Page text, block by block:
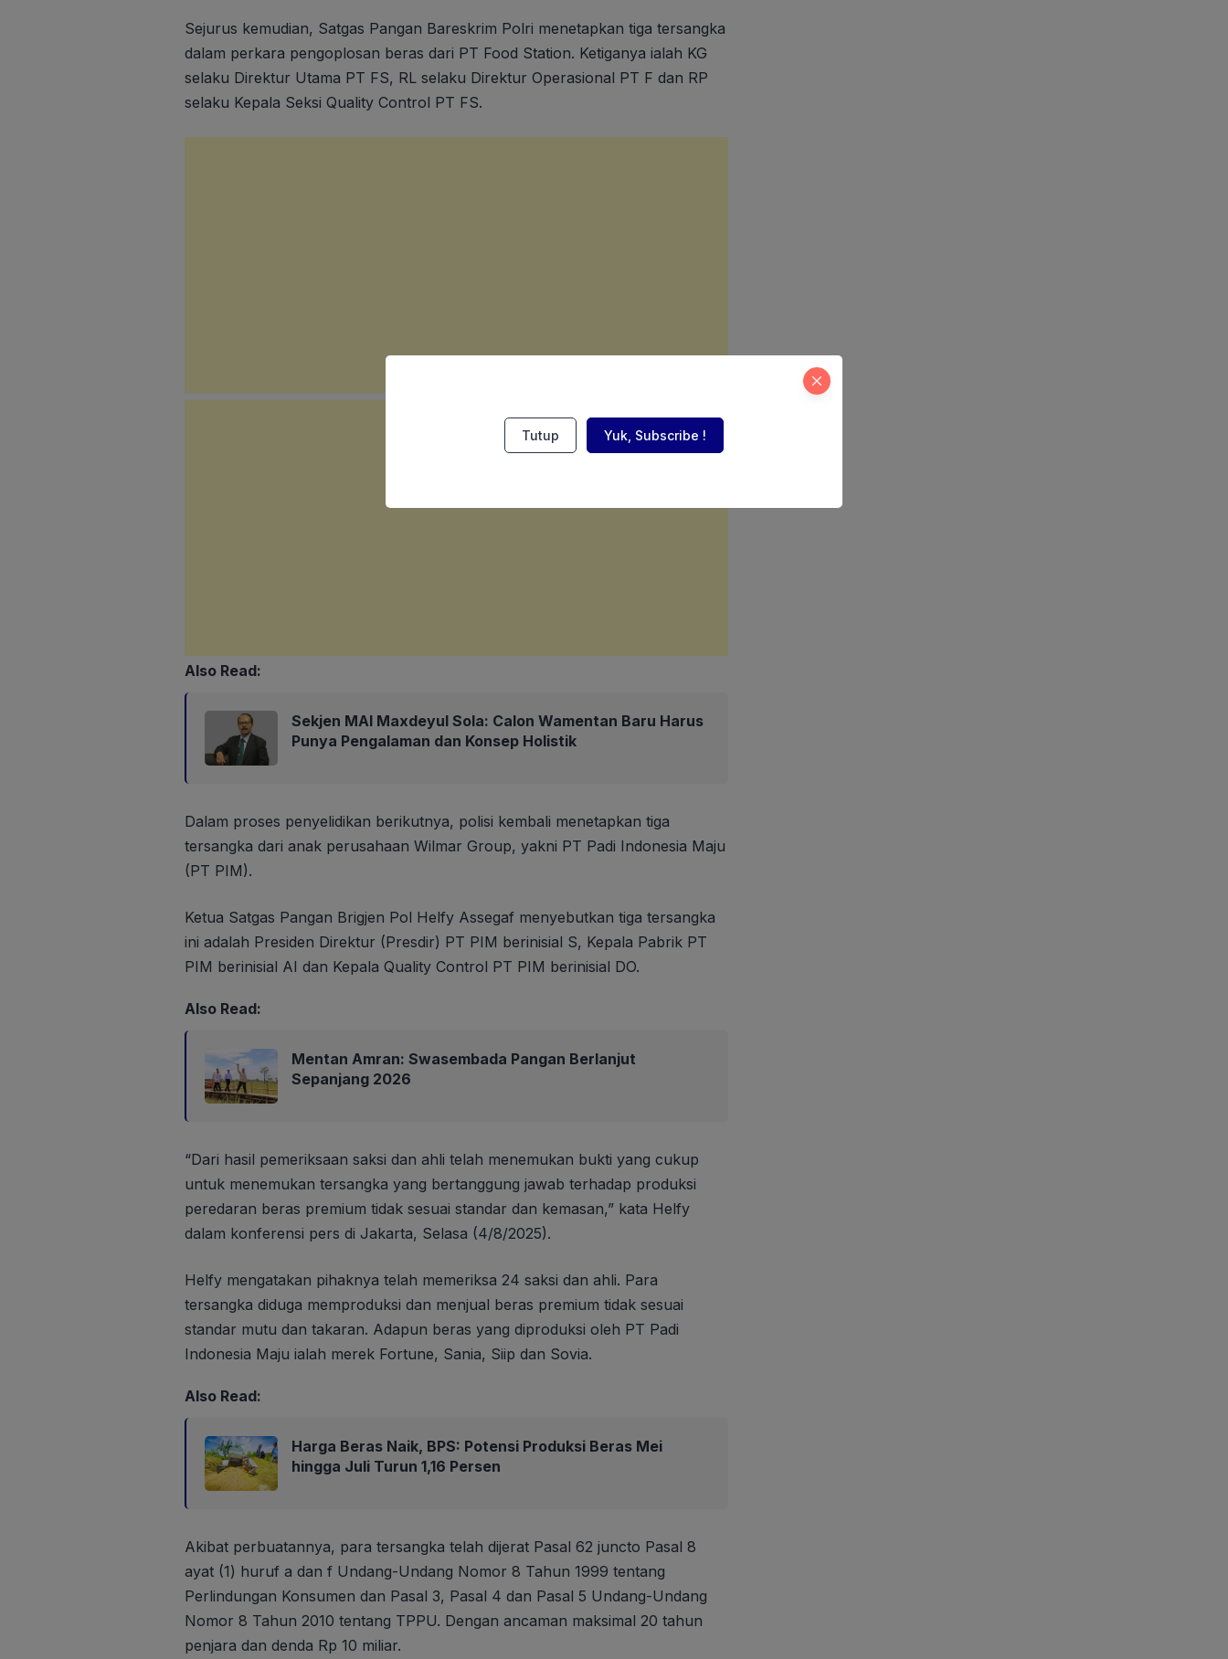
Sejurus kemudian, Satgas Pangan Bareskrim Polri menetapkan tiga tersangka
dalam perkara pengoplosan beras dari PT Food Station. Ketiganya ialah KG
selaku Direktur Utama PT FS, RL selaku Direktur Operasional PT F dan RP
selaku Kepala Seksi Quality Control PT FS.
Also Read:
Sekjen MAI Maxdeyul Sola: Calon Wamentan Baru Harus
Punya Pengalaman dan Konsep Holistik
Dalam proses penyelidikan berikutnya, polisi kembali menetapkan tiga
tersangka dari anak perusahaan Wilmar Group, yakni PT Padi Indonesia Maju
(PT PIM).
Ketua Satgas Pangan Brigjen Pol Helfy Assegaf menyebutkan tiga tersangka
ini adalah Presiden Direktur (Presdir) PT PIM berinisial S, Kepala Pabrik PT
PIM berinisial AI dan Kepala Quality Control PT PIM berinisial DO.
Also Read:
Mentan Amran: Swasembada Pangan Berlanjut
Sepanjang 2026
“Dari hasil pemeriksaan saksi dan ahli telah menemukan bukti yang cukup
untuk menemukan tersangka yang bertanggung jawab terhadap produksi
peredaran beras premium tidak sesuai standar dan kemasan,” kata Helfy
dalam konferensi pers di Jakarta, Selasa (4/8/2025).
Helfy mengatakan pihaknya telah memeriksa 24 saksi dan ahli. Para
tersangka diduga memproduksi dan menjual beras premium tidak sesuai
standar mutu dan takaran. Adapun beras yang diproduksi oleh PT Padi
Indonesia Maju ialah merek Fortune, Sania, Siip dan Sovia.
Also Read:
Harga Beras Naik, BPS: Potensi Produksi Beras Mei
hingga Juli Turun 1,16 Persen
Akibat perbuatannya, para tersangka telah dijerat Pasal 62 juncto Pasal 8
ayat (1) huruf a dan f Undang-Undang Nomor 8 Tahun 1999 tentang
Perlindungan Konsumen dan Pasal 3, Pasal 4 dan Pasal 5 Undang-Undang
Nomor 8 Tahun 2010 tentang TPPU. Dengan ancaman maksimal 20 tahun
penjara dan denda Rp 10 miliar.
Tutup Yuk, Subscribe !